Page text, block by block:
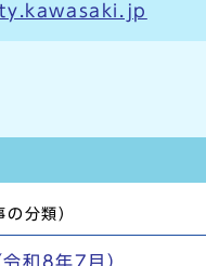
の分類）
和8年7月）